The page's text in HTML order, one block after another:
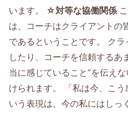
います。 ☆対等な協働関係こ
は、コーチはクライアントの
であるということです。 ク
したり、コーチを信頼するあ
当に感じていること”を伝え
けられます。 「私は今、こう
いう表現は、今の私にはしっ